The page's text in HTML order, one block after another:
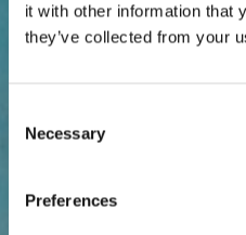
it with other information that
they’ve collected from your
Selection
Necessary
Preferences